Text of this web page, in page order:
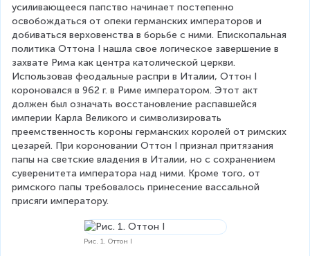
усиливающееся папство начинает постепенно
освобождаться от опеки германских императоров и
добиваться верховенства в борьбе с ними. Епископальная
политика Оттона I нашла свое логическое завершение в
захвате Рима как центра католической церкви.
Использовав феодальные распри в Италии, Оттон I
короновался в 962 г. в Риме императором. Этот акт
должен был означать восстановление распавшейся
империи Карла Великого и символизировать
преемственность короны германских королей от римских
цезарей. При короновании Оттон I признал притязания
папы на светские владения в Италии, но с сохранением
суверенитета императора над ними. Кроме того, от
римского папы требовалось принесение вассальной
присяги императору.
Рис. 1. Оттон I